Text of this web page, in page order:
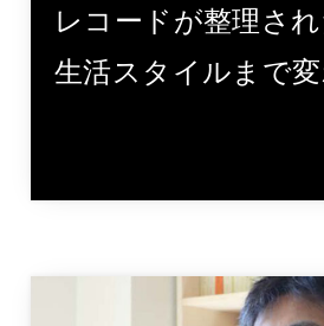
レコードが整理され
生活スタイルまで